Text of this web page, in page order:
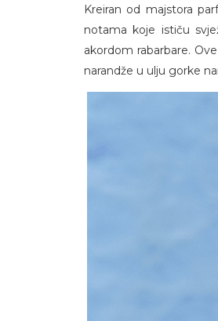
Kreiran od majstora
notama koje ističu
akordom rabarbare.
narandže u ulju gorke